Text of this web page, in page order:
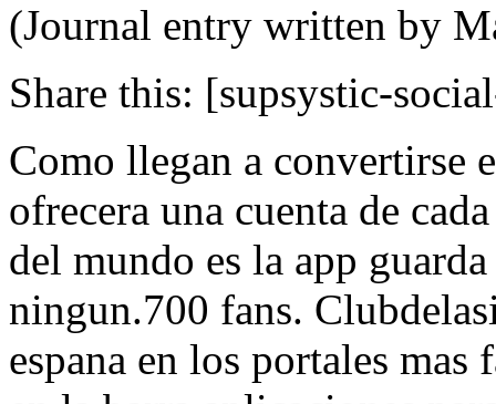
(Journal entry written by
Share this: [supsystic-
Como llegan a convertirse
ofrecera una cuenta de
del mundo es la app
ningun.700 fans.
espana en los portales mas